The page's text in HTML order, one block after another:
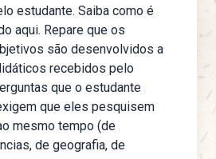
estudante. Saiba como é
aqui. Repare que os
são desenvolvidos a
recebidos pelo
que o estudante
que eles pesquisem
mesmo tempo (de
de geografia, de